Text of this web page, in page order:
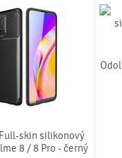
skin silikonový
8 / 8 Pro - černý